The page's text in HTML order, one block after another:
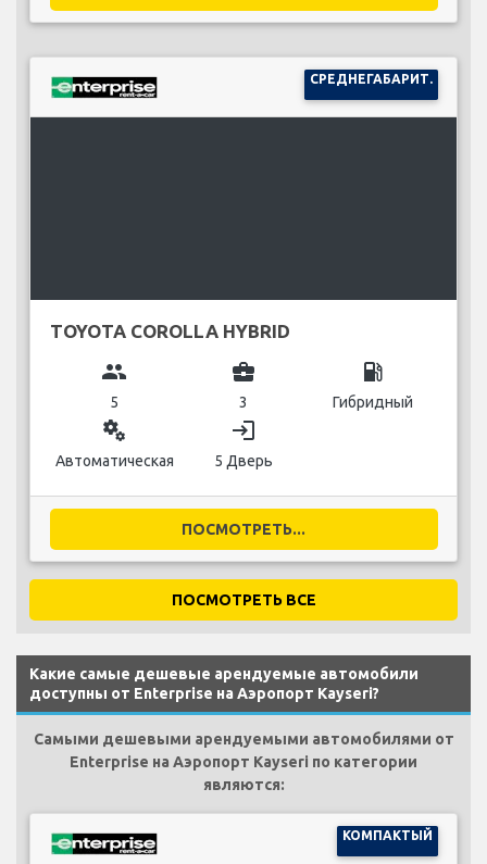
СРЕДНЕГАБАРИТ.
TOYOTA COROLLA HYBRID
group
5
business_center
3
local_gas_station
Гибридный
miscellaneous_services
Автоматическая
login
5 Дверь
ПОСМОТРЕТЬ...
ПОСМОТРЕТЬ ВСЕ
Какие самые дешевые арендуемые автомобили
доступны от Enterprise на Аэропорт Kayseri?
Самыми дешевыми арендуемыми автомобилями от
Enterprise на Аэропорт Kayseri по категории
являются:
КОМПАКТЫЙ